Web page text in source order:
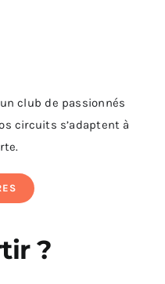
club de passionnés
circuits s’adaptent à
?